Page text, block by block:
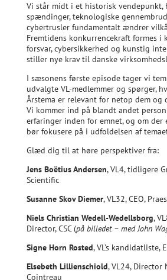
Vi står midt i et historisk vendepunkt,
spændinger, teknologiske
cybertrusler fundamentalt ændrer
Fremtidens konkurrencekraft formes i
forsvar, cybersikkerhed og kunstig
stiller nye krav til danske
I sæsonens første episode tager vi
udvalgte VL-medlemmer og spørger,
Årstema er relevant for netop dem og
Vi kommer ind på blandt andet
erfaringer inden for emnet, og om
bør fokusere på i udfoldelsen af
Glæd dig til at høre perspektiver fra:
Jens Boëtius Andersen, VL4, tidligere
Scientific
Susanne Skov Diemer, VL32, CEO,
Niels Christian Wedell-Wedellsborg,
Director, CSC (på billedet – med John
Signe Horn Rosted, VL’s kandidatliste,
Elsebeth Lillienschiold, VL24, Director
Cointreau